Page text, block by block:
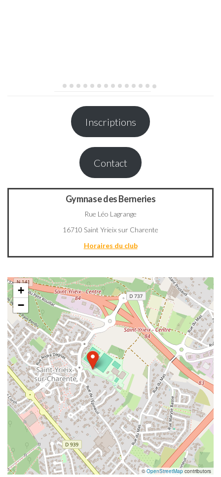
Inscriptions
Contact
Gymnase des Berneries
Rue Léo Lagrange
16710 Saint Yrieix sur Charente
Horaires du club
+
−
©OpenStreetMap contributors